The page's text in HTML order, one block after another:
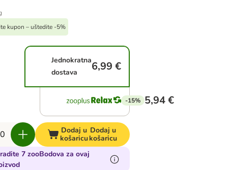
kupon – uštedite -5%
Jednokratna
dostava
6,99 €
-15% 5,94 €
Dodaj u
košaricu
Dodaj u
košaricu
7 zooBodova za ovaj